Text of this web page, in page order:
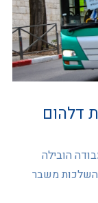
דלהום
הובילה
משבר